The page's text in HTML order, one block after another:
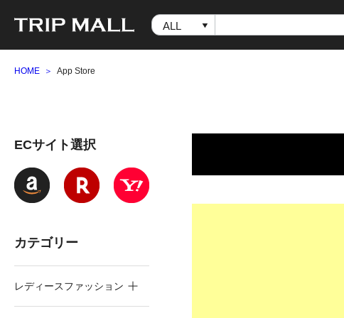
HOME App Store
ECサイト選択
カテゴリー
レディースファッション